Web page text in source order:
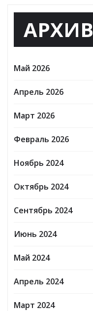
АРХИВ
Май 2026
Апрель 2026
Март 2026
Февраль 2026
Ноябрь 2024
Октябрь 2024
Сентябрь 2024
Июнь 2024
Май 2024
Апрель 2024
Март 2024